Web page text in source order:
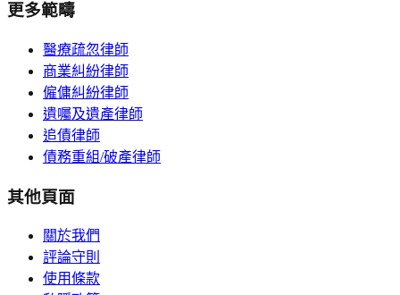
更多範疇
醫療疏忽律師
商業糾紛律師
僱傭糾紛律師
遺囑及遺產律師
追債律師
債務重組/破產律師
其他頁面
關於我們
評論守則
使用條款